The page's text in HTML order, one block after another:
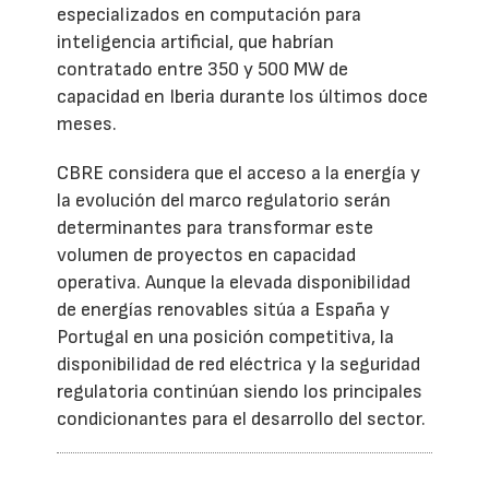
especializados en computación para
inteligencia artificial, que habrían
contratado entre 350 y 500 MW de
capacidad en Iberia durante los últimos doce
meses.
CBRE considera que el acceso a la energía y
la evolución del marco regulatorio serán
determinantes para transformar este
volumen de proyectos en capacidad
operativa. Aunque la elevada disponibilidad
de energías renovables sitúa a España y
Portugal en una posición competitiva, la
disponibilidad de red eléctrica y la seguridad
regulatoria continúan siendo los principales
condicionantes para el desarrollo del sector.